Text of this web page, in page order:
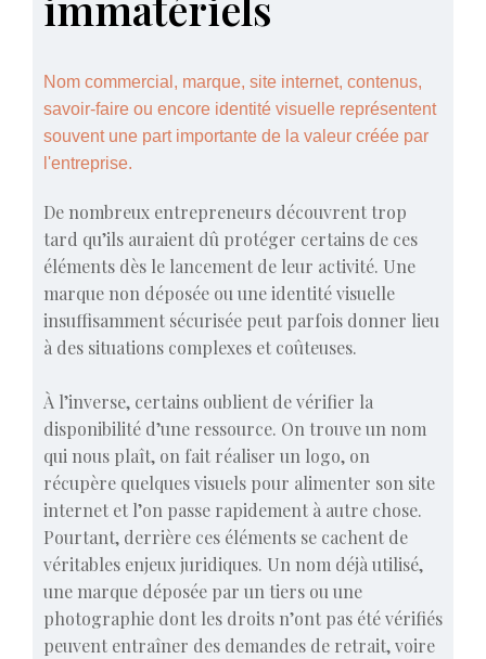
Nom commercial, marque, site internet, contenus,
savoir-faire ou encore identité visuelle représentent
souvent une part importante de la valeur créée par
l'entreprise.
De nombreux entrepreneurs découvrent trop
tard qu’ils auraient dû protéger certains de ces
éléments dès le lancement de leur activité. Une
marque non déposée ou une identité visuelle
insuffisamment sécurisée peut parfois donner lieu
à des situations complexes et coûteuses.
À l’inverse, certains oublient de vérifier la
disponibilité d’une ressource. On trouve un nom
qui nous plaît, on fait réaliser un logo, on
récupère quelques visuels pour alimenter son site
internet et l’on passe rapidement à autre chose.
Pourtant, derrière ces éléments se cachent de
véritables enjeux juridiques. Un nom déjà utilisé,
une marque déposée par un tiers ou une
photographie dont les droits n’ont pas été vérifiés
peuvent entraîner des demandes de retrait, voire